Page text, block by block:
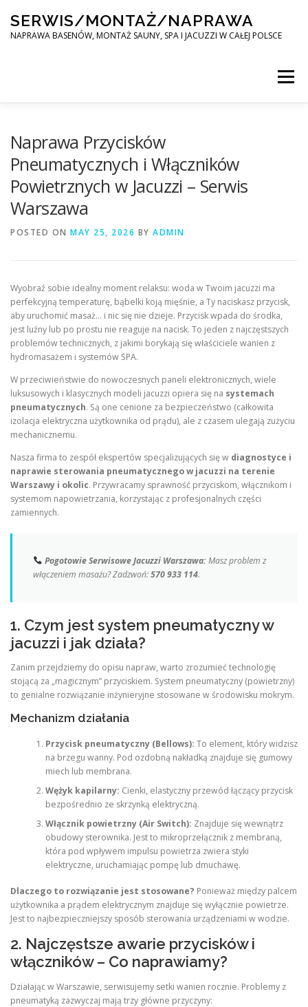
content
SERWIS/MONTAŻ/NAPRAWA
NAPRAWA BASENÓW, MONTAŻ SAUNY, SPA I JACUZZI W CAŁEJ POLSCE
Menu
MONTAŻ SAUNY, SPA, JACUZI W CAŁEJ POLSCE
KONTAKT
Naprawa Przycisków
Pneumatycznych i Włączników
Powietrznych w Jacuzzi – Serwis
Warszawa
POSTED ON MAY 25, 2026 BY ADMIN
Wyobraź sobie idealny moment relaksu: woda w Twoim jacuzzi ma
perfekcyjną temperaturę, bąbelki koją mięśnie, a Ty naciskasz przycisk,
aby uruchomić masaż… i nic się nie dzieje. Przycisk wpada do środka,
jest luźny lub po prostu nie reaguje na nacisk. To jeden z najczęstszych
problemów technicznych, z jakimi borykają się właściciele wanien z
hydromasażem i systemów SPA.
W przeciwieństwie do nowoczesnych paneli elektronicznych, wiele
luksusowych i klasycznych modeli jacuzzi opiera się na systemach
pneumatycznych. Są one cenione za bezpieczeństwo (całkowita
izolacja elektryczna użytkownika od prądu), ale z czasem ulegają zużyciu
mechanicznemu.
Nasza firma to zespół ekspertów specjalizujących się w diagnostyce i
naprawie sterowania pneumatycznego w jacuzzi na terenie
Warszawy i okolic. Przywracamy sprawność przyciskom, włącznikom i
systemom napowietrzania, korzystając z profesjonalnych części
zamiennych.
Pogotowie Serwisowe Jacuzzi Warszawa:Masz problem z
włączeniem masażu? Zadzwoń:570 933 114.
1. Czym jest system pneumatyczny w
jacuzzi i jak działa?
Zanim przejdziemy do opisu napraw, warto zrozumieć technologię
stojącą za „magicznym” przyciskiem. System pneumatyczny (powietrzny)
to genialne rozwiązanie inżynieryjne stosowane w środowisku mokrym.
Mechanizm działania
Przycisk pneumatyczny (Bellows): To element, który widzisz
na brzegu wanny. Pod ozdobną nakładką znajduje się gumowy
miech lub membrana.
Wężyk kapilarny: Cienki, elastyczny przewód łączący przycisk
bezpośrednio ze skrzynką elektryczną.
Włącznik powietrzny (Air Switch): Znajduje się wewnątrz
obudowy sterownika. Jest to mikroprzełącznik z membraną,
która pod wpływem impulsu powietrza zwiera styki
elektryczne, uruchamiając pompę lub dmuchawę.
Dlaczego to rozwiązanie jest stosowane? Ponieważ między palcem
użytkownika a prądem elektrycznym znajduje się wyłącznie powietrze.
Jest to najbezpieczniejszy sposób sterowania urządzeniami w wodzie.
2. Najczęstsze awarie przycisków i
włączników – Co naprawiamy?
Działając w Warszawie, serwisujemy setki wanien rocznie. Problemy z
pneumatyką zazwyczaj mają trzy główne przyczyny: